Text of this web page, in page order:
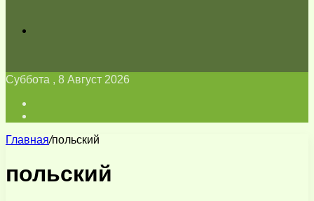
Суббота , 8 Август 2026
Главная/польский
польский